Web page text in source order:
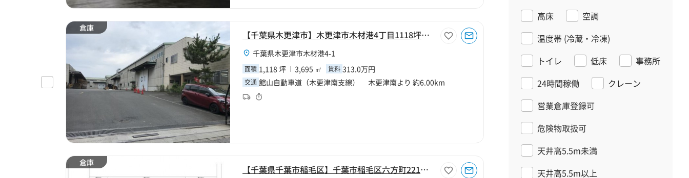
倉庫
【千葉県木更津市】木更津市木材港4丁目1118坪倉庫
千葉県木更津市木材港4-1
面積 1,118 坪 3,695 ㎡ 賃料 313.0万円
交通 館山自動車道（木更津南支線） 木更津南より 約6.00km
倉庫
【千葉県千葉市稲毛区】千葉市稲毛区六方町221坪倉庫
高床
空調
温度帯 (冷蔵・冷凍)
トイレ
低床
事務所
24時間稼働
クレーン
営業倉庫登録可
危険物取扱可
天井高5.5m未満
天井高5.5m以上